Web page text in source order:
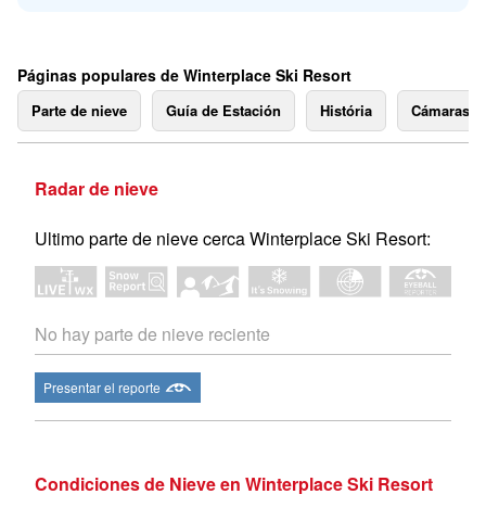
Páginas populares de Winterplace Ski Resort
Parte de nieve Guía de Estación História Cámaras
Radar de nieve
Ultimo parte de nieve cerca Winterplace Ski Resort:
No hay parte de nieve reciente
Presentar el reporte
Condiciones de Nieve en Winterplace Ski Resort